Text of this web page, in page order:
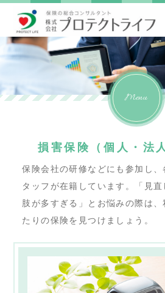
Menu
損害保険（個人・法
保険会社の研修などにも参加し
タッフが在籍しています。
「見
肢が多すぎる」とお悩みの際は
たりの保険を見つけましょう。